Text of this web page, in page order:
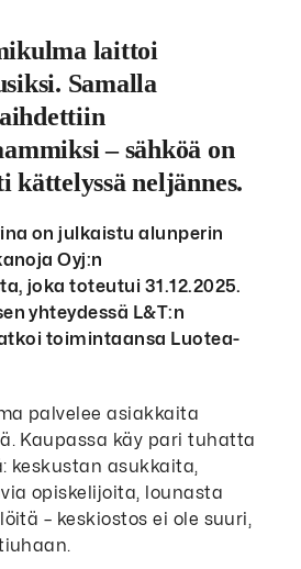
laittoi
Samalla
– sähköä on
kättelyssä neljännes.
on julkaistu alunperin
Oyj:n
joka toteutui 31.12.2025.
yhteydessä L&T:n
toimintaansa Luotea-
palvelee asiakkaita
Kaupassa käy pari tuhatta
keskustan asukkaita,
opiskelijoita, lounasta
– keskiostos ei ole suuri,